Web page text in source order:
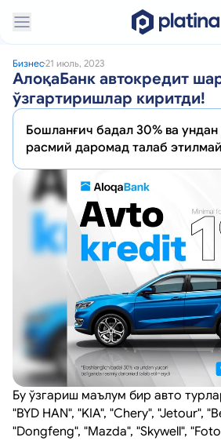
Бизнес21 июль, 2023
АлоқаБанк автокредит
ўзгартиришлар киритди!
Бошланғич бадал 30% ва
расмий даромад талаб
Бу ўзгариш маълум бир авто
"BYD HAN", "KIA", "Chery", "Jetour",
"Dongfeng", "Mazda", "Skywell",